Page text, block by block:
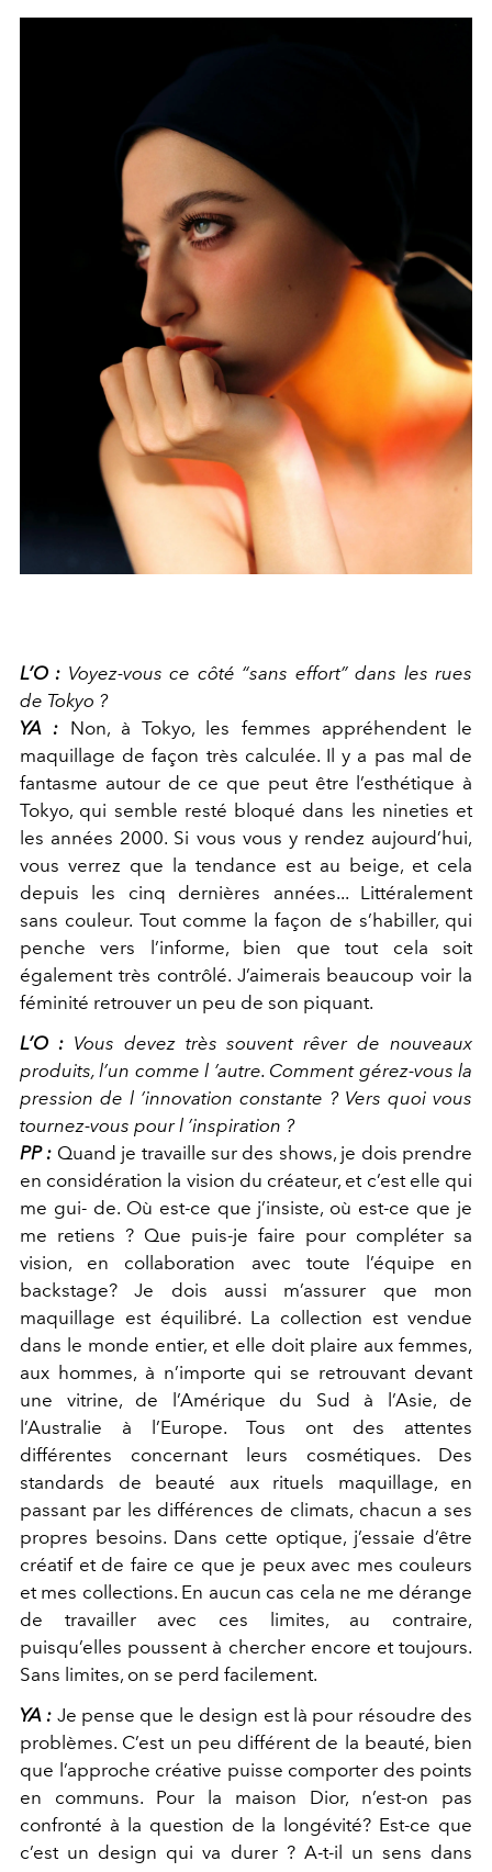
L’O : Voyez-vous ce côté “sans effort” dans les rues
de Tokyo ?
YA : Non, à Tokyo, les femmes appréhendent le
maquillage de façon très calculée. Il y a pas mal de
fantasme autour de ce que peut être l’esthétique à
Tokyo, qui semble resté bloqué dans les nineties et
les années 2000. Si vous vous y rendez aujourd’hui,
vous verrez que la tendance est au beige, et cela
depuis les cinq dernières années... Littéralement
sans couleur. Tout comme la façon de s’habiller, qui
penche vers l’informe, bien que tout cela soit
également très contrôlé. J’aimerais beaucoup voir la
féminité retrouver un peu de son piquant.
L’O : Vous devez très souvent rêver de nouveaux
produits, l’un comme l ’autre. Comment gérez-vous la
pression de l ’innovation constante ? Vers quoi vous
tournez-vous pour l ’inspiration ?
PP : Quand je travaille sur des shows, je dois prendre
en considération la vision du créateur, et c’est elle qui
me gui- de. Où est-ce que j’insiste, où est-ce que je
me retiens ? Que puis-je faire pour compléter sa
vision, en collaboration avec toute l’équipe en
backstage? Je dois aussi m’assurer que mon
maquillage est équilibré. La collection est vendue
dans le monde entier, et elle doit plaire aux femmes,
aux hommes, à n’importe qui se retrouvant devant
une vitrine, de l’Amérique du Sud à l’Asie, de
l’Australie à l’Europe. Tous ont des attentes
différentes concernant leurs cosmétiques. Des
standards de beauté aux rituels maquillage, en
passant par les différences de climats, chacun a ses
propres besoins. Dans cette optique, j’essaie d’être
créatif et de faire ce que je peux avec mes couleurs
et mes collections. En aucun cas cela ne me dérange
de travailler avec ces limites, au contraire,
puisqu’elles poussent à chercher encore et toujours.
Sans limites, on se perd facilement.
YA : Je pense que le design est là pour résoudre des
problèmes. C’est un peu différent de la beauté, bien
que l’approche créative puisse comporter des points
en communs. Pour la maison Dior, n’est-on pas
confronté à la question de la longévité? Est-ce que
c’est un design qui va durer ? A-t-il un sens dans